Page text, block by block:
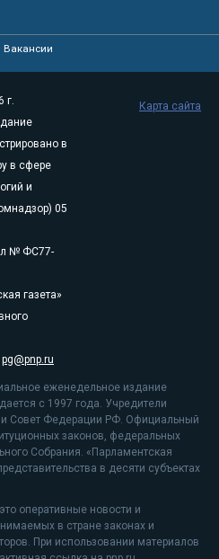
Вакансии
г.
в
в сфере
и
05
№ ФС77-
газета»
pg@pnp.ru
еженедельное издание
с 1997 года. Учредители
и Совет Федерации РФ. Официальный
законов, федеральных
Собрания. «Парламентская
в десяти субъектах
оперативные новости и
в стране законах и
При использовании материалов
Карта сайта